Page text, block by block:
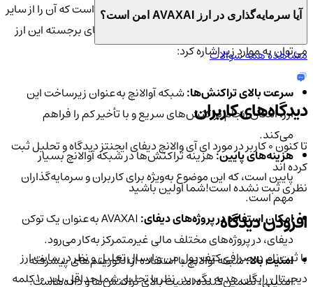
ارز دیجیتال AVAXAI از ویژگی‌های خاصی برخوردار است که آن را از سایر
پروژه‌های مشابه متمایز می‌کند. از جمله ویژگی‌های برجسته این ارز
می‌توان به موارد زیر اشاره کرد:
سرعت بالای تراکنش‌ها:شبکه آوالانچ به‌عنوان زیرساخت این
ارز، امکان انجام تراکنش‌های سریع و با تأخیر کم را فراهم
می‌کند.
هزینه‌های پایین:هزینه تراکنش‌ها در شبکه آوالانچ بسیار
پایین است، که این موضوع به‌ویژه برای کاربران و سرمایه‌گذاران
مهم است.
امکان استفاده در پروژه‌های دیفای:
AVAXAI به‌عنوان یک توکن
دیفای، در پروژه‌های مختلف مالی غیرمتمرکز به‌کار می‌رود.
امنیت بالا:شبکه آوالانچ با استفاده از الگوریتم‌های پیشرفته
امنیتی، تضمین‌کننده امنیت بالای تراکنش‌ها و داده‌هاست.
آیا سرمایه‌گذاری در ارز AVAXAI امن است؟
مشاهده همه سوالات
دیدگاه‌های کاربران
تا کنون 0 کاربر در مورد ای آی والانچ دیفای ایجنتزدیدگاه و تحلیل ثبت
کرده اند
نظری ثبت نشده است!شما اولین باشید
افزودن دیدگاه
با ثبت‌نام در صرافی کیف پول من و ارسال تحلیل و نظر در سایت ارز
دیجیتال رایگان هدیه بگیرید. نظر یا تحلیل شما حداقل باید ۱۰ کلمه